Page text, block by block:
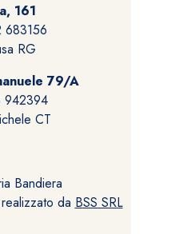
161
683156
RG
79/A
942394
CT
Bandiera
da BSS SRL